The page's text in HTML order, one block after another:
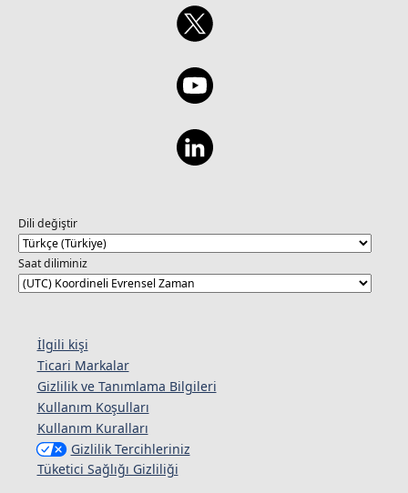
Dili değiştir
Saat diliminiz
İlgili kişi
Ticari Markalar
Gizlilik ve Tanımlama Bilgileri
Kullanım Koşulları
Kullanım Kuralları
Gizlilik Tercihleriniz
Tüketici Sağlığı Gizliliği